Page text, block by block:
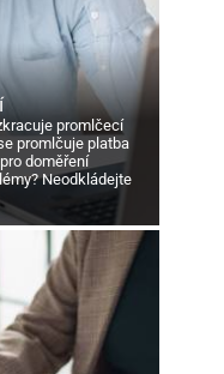
promlčecí
promlčuje platba
doměření
Neodkládejte